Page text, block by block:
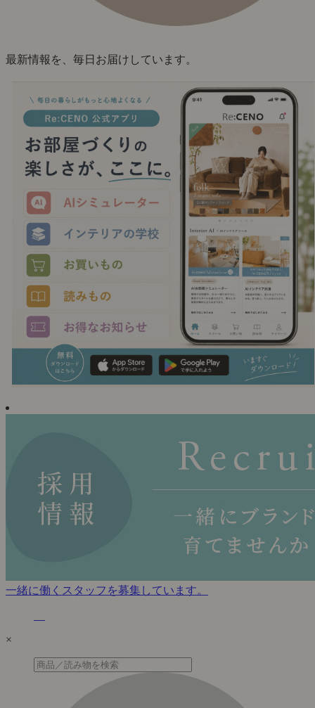
最新情報を、毎日お届けしています。
一緒に働くスタッフを募集しています。
×